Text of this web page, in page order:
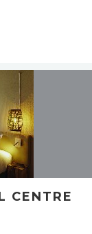
CENTRE